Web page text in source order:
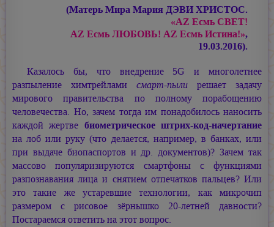
(Матерь МираМария ДЭВИ ХРИСТОС.
«АZ Есмь СВЕТ!
АZ Есмь ЛЮБОВЬ! АZ Есмь Истина!»,
19.03.2016).
Казалось бы, что внедрение 5G и многолетнее
разпыление химтрейлами смарт-пыли решает задачу
мирового правительства по полному порабощению
человечества. Но, зачем тогда им понадобилось наносить
каждой жертве биометрическое штрих-код-начертание
на лоб или руку (что делается, например, в банках, или
при выдаче биопаспортов и др. документов)? Зачем так
массово популяризируются смартфоны с функциями
разпознавания лица и снятием отпечатков пальцев? Или
это такие же устаревшие технологии, как микрочип
размером с рисовое зёрнышко 20-летней давности?
Постараемся ответить на этот вопрос.